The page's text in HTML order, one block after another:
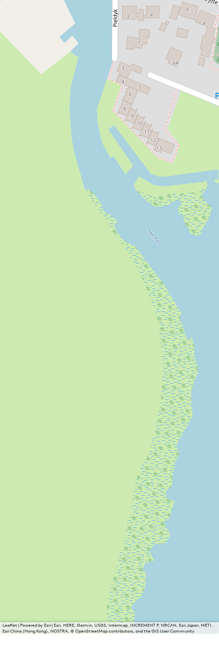
Leaflet|Powered by Esri | Esri, HERE, Garmin, USGS, Intermap, INCREMENT P, NRCAN, Esri Japan, METI,
Esri China (Hong Kong), NOSTRA, © OpenStreetMap contributors, and the GIS User Community